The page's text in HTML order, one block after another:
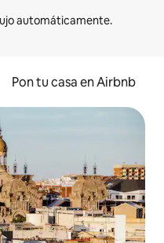
Pon tu casa en Airbnb